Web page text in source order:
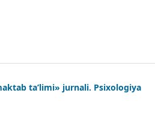
ta’limi» jurnali. Psixologiya